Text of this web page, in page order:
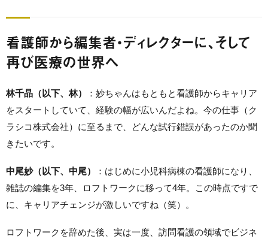
看護師から編集者・ディレクターに、そして
再び医療の世界へ
林千晶（以下、林）
：妙ちゃんはもともと看護師からキャリア
をスタートしていて、経験の幅が広いんだよね。今の仕事（ク
ラシコ株式会社）に至るまで、どんな試行錯誤があったのか聞
きたいです。
中尾妙（以下、中尾）
：はじめに小児科病棟の看護師になり、
雑誌の編集を3年、ロフトワークに移って4年。この時点ですで
に、キャリアチェンジが激しいですね（笑）。
ロフトワークを辞めた後、実は一度、訪問看護の領域でビジネ